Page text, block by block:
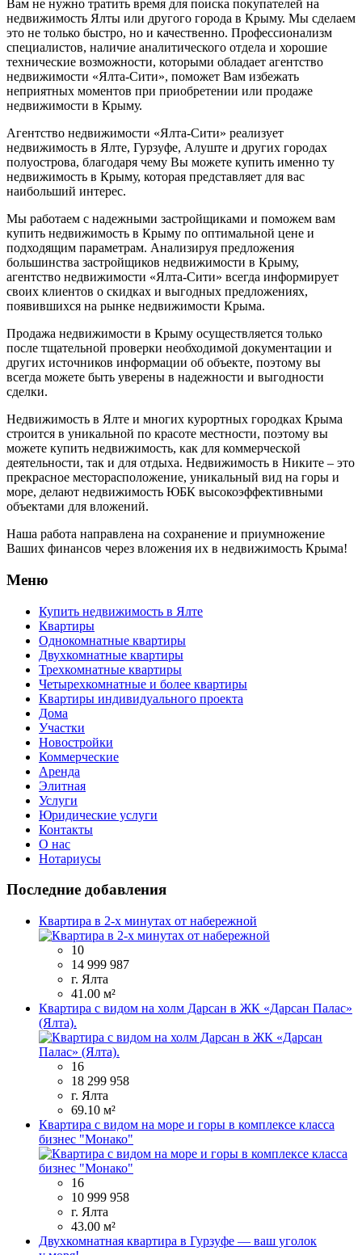
Вам не нужно тратить время для поиска покупателей на
недвижимость Ялты или другого города в Крыму. Мы сделаем
это не только быстро, но и качественно. Профессионализм
специалистов, наличие аналитического отдела и хорошие
технические возможности, которыми обладает агентство
недвижимости «Ялта-Сити», поможет Вам избежать
неприятных моментов при приобретении или продаже
недвижимости в Крыму.
Агентство недвижимости «Ялта-Сити» реализует
недвижимость в Ялте, Гурзуфе, Алуште и других городах
полуострова, благодаря чему Вы можете купить именно ту
недвижимость в Крыму, которая представляет для вас
наибольший интерес.
Мы работаем с надежными застройщиками и поможем вам
купить недвижимость в Крыму по оптимальной цене и
подходящим параметрам. Анализируя предложения
большинства застройщиков недвижимости в Крыму,
агентство недвижимости «Ялта-Сити» всегда информирует
своих клиентов о скидках и выгодных предложениях,
появившихся на рынке недвижимости Крыма.
Продажа недвижимости в Крыму осуществляется только
после тщательной проверки необходимой документации и
других источников информации об объекте, поэтому вы
всегда можете быть уверены в надежности и выгодности
сделки.
Недвижимость в Ялте и многих курортных городках Крыма
строится в уникальной по красоте местности, поэтому вы
можете купить недвижимость, как для коммерческой
деятельности, так и для отдыха. Недвижимость в Никите – это
прекрасное месторасположение, уникальный вид на горы и
море, делают недвижимость ЮБК высокоэффективными
объектами для вложений.
Наша работа направлена на сохранение и приумножение
Ваших финансов через вложения их в недвижимость Крыма!
Меню
Купить недвижимость в Ялте
Квартиры
Однокомнатные квартиры
Двухкомнатные квартиры
Трехкомнатные квартиры
Четырехкомнатные и более квартиры
Квартиры индивидуального проекта
Дома
Участки
Новостройки
Коммерческие
Аренда
Элитная
Услуги
Юридические услуги
Контакты
О нас
Нотариусы
Последние добавления
Квартира в 2-х минутах от набережной
10
14 999 987
г. Ялта
41.00 м²
Квартира с видом на холм Дарсан в ЖК «Дарсан Палас»
(Ялта).
16
18 299 958
г. Ялта
69.10 м²
Квартира с видом на море и горы в комплексе класса
бизнес "Монако"
16
10 999 958
г. Ялта
43.00 м²
Двухкомнатная квартира в Гурзуфе — ваш уголок